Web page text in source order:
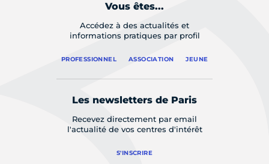
Vous êtes...
Accédez à des actualités et
informations pratiques par profil
PROFESSIONNEL ASSOCIATION JEUNE
Les newsletters de Paris
Recevez directement par email
l'actualité de vos centres d'intérêt
S'INSCRIRE